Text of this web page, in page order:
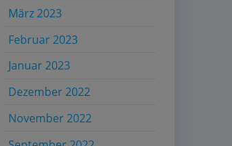
März 2023
Februar 2023
Januar 2023
Dezember 2022
November 2022